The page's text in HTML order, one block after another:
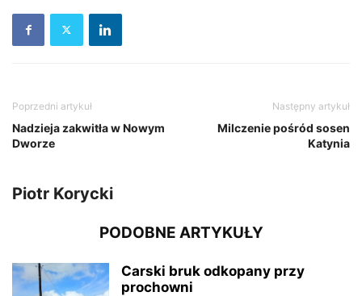
Poprzedni artykuł
Nadzieja zakwitła w Nowym
Dworze
Następny artykuł
Milczenie pośród sosen
Katynia
Piotr Korycki
PODOBNE ARTYKUŁY
Carski bruk odkopany przy
prochowni